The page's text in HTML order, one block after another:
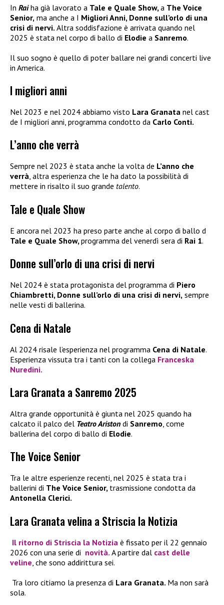
In Raiha già lavorato a Tale e Quale Show, a The Voice
Senior, ma anche a I Migliori Anni, Donne sull’orlo di una
crisi di nervi. Altra soddisfazione è arrivata quando nel
2025 è stata nel corpo di ballo di Elodie a Sanremo.
Il suo sogno è quello di poter ballare nei grandi concerti live
in America.
I migliori anni
Nel 2023 e nel 2024 abbiamo visto Lara Granata nel cast
de I migliori anni, programma condotto da Carlo Conti.
L’anno che verrà
Sempre nel 2023 è stata anche la volta de L’anno che
verrà, altra esperienza che le ha dato la possibilità di
mettere in risalto il suo grande talento.
Tale e Quale Show
E ancora nel 2023 ha preso parte anche al corpo di ballo d
Tale e Quale Show, programma del venerdì sera di Rai 1.
Donne sull’orlo di una crisi di nervi
Nel 2024 è stata protagonista del programma di Piero
Chiambretti, Donne sull’orlo di una crisi di nervi, sempre
nelle vesti di ballerina.
Cena di Natale
Al 2024 risale l’esperienza nel programma Cena di Natale.
Esperienza vissuta tra i tanti con la collega Franceska
Nuredini.
Lara Granata a Sanremo 2025
Altra grande opportunità è giunta nel 2025 quando ha
calcato il palco del Teatro Ariston di Sanremo, come
ballerina del corpo di ballo di Elodie.
The Voice Senior
Tra le altre esperienze recenti, nel 2025 è stata tra i
ballerini di The Voice Senior, trasmissione condotta da
Antonella Clerici.
Lara Granata velina a Striscia la Notizia
Il ritorno di Striscia la Notizia è fissato per il 22 gennaio
2026 con una serie di novità. A partire dal cast delle
veline , che sono addirittura sei.
Tra loro citiamo la presenza di Lara Granata. Ma non sarà
sola.